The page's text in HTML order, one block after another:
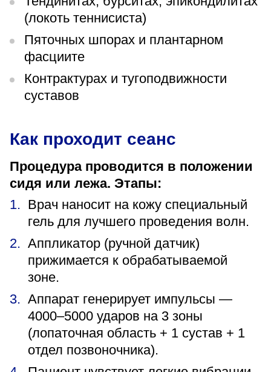
(локоть теннисиста)
Пяточных шпорах и плантарном
фасциите
Контрактурах и тугоподвижности
суставов
Как проходит сеанс
Процедура проводится в положении
сидя или лежа. Этапы:
Врач наносит на кожу специальный
гель для лучшего проведения волн.
Аппликатор (ручной датчик)
прижимается к обрабатываемой
зоне.
Аппарат генерирует импульсы —
4000–5000 ударов на 3 зоны
(лопаточная область + 1 сустав + 1
отдел позвоночника).